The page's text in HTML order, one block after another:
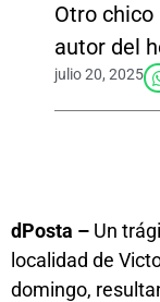
Otro chico
autor del
julio 20, 2025
dPosta – Un
localidad de
domingo,